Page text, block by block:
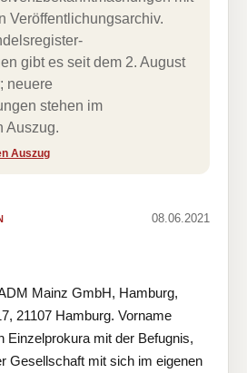
Veröffentlichungsarchiv.
gibt es seit dem 2. August
neuere
stehen im
Auszug.
Auszug
08.06.2021
Mainz GmbH, Hamburg,
21107 Hamburg. Vorname
Einzelprokura mit der Befugnis,
Gesellschaft mit sich im eigenen